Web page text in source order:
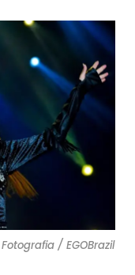
/ EGOBrazil